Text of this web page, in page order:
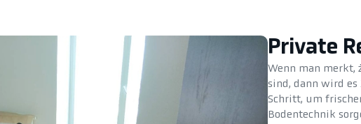
Private
Wenn man merkt,
sind, dann wird
Schritt, um
Bodentechnik